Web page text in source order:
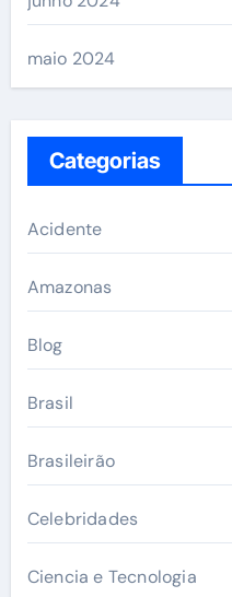
maio 2024
Categorias
Acidente
Amazonas
Blog
Brasil
Brasileirão
Celebridades
Ciencia e Tecnologia